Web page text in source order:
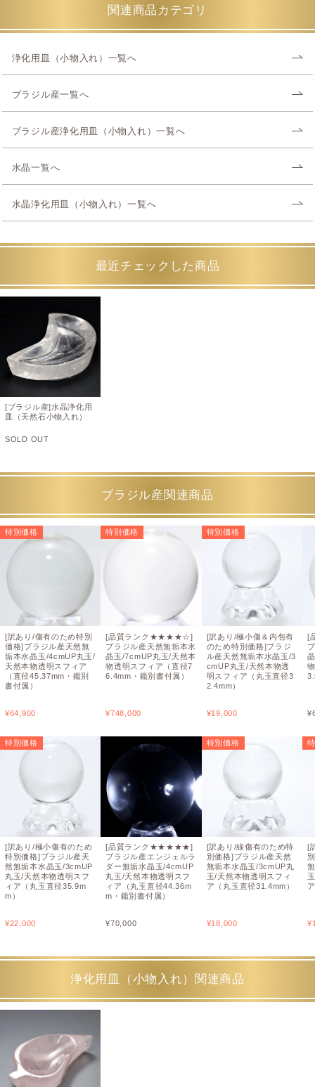
関連商品カテゴリ
浄化用皿（小物入れ）一覧へ
ブラジル産一覧へ
ブラジル産浄化用皿（小物入れ）一覧へ
水晶一覧へ
水晶浄化用皿（小物入れ）一覧へ
最近チェックした商品
[ブラジル産]水晶浄化用
皿（天然石小物入れ）
SOLD OUT
ブラジル産関連商品
特別価格
[訳あり/傷有のため特別
価格]ブラジル産天然無
垢本水晶玉/4cmUP丸玉/
天然本物透明スフィア
（直径45.37mm・鑑別
書付属）
¥64,900
特別価格
[訳あり/極小傷有のため
特別価格]ブラジル産天
然無垢本水晶玉/3cmUP
丸玉/天然本物透明スフ
ィア（丸玉直径35.9m
m）
¥22,000
特別価格
[品質ランク★★★★☆]
ブラジル産天然無垢本水
晶玉/7cmUP丸玉/天然本
物透明スフィア（直径7
6.4mm・鑑別書付属）
¥748,000
[品質ランク★★★★★]
ブラジル産エンジェルラ
ダー無垢水晶玉/4cmUP
丸玉/天然本物透明スフ
ィア（丸玉直径44.36m
m・鑑別書付属）
¥70,000
特別価格
[訳あり/極小傷＆内包有
のため特別価格]ブラジ
ル産天然無垢本水晶玉/3
cmUP丸玉/天然本物透
明スフィア（丸玉直径3
2.4mm）
¥19,000
特別価格
[訳あり/線傷有のため特
別価格]ブラジル産天然
無垢本水晶玉/3cmUP丸
玉/天然本物透明スフィ
ア（丸玉直径31.4mm）
¥18,000
[
¥
[
¥
浄化用皿（小物入れ）関連商品